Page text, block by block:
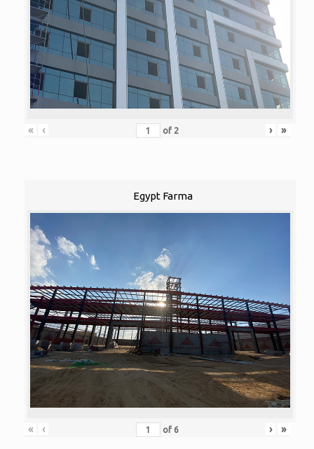
« ‹ of 2 › »
Egypt Farma
« ‹ of 6 › »